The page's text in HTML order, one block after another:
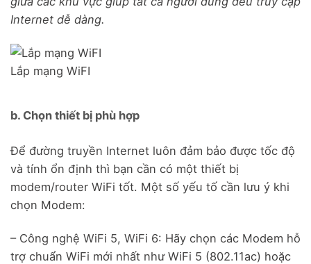
Internet dễ dàng.
Lắp mạng WiFI
b. Chọn thiết bị phù hợp
Để đường truyền Internet luôn đảm bảo được tốc độ
và tính ổn định thì bạn cần có một thiết bị
modem/router WiFi tốt. Một số yếu tố cần lưu ý khi
chọn Modem:
– Công nghệ WiFi 5, WiFi 6: Hãy chọn các Modem hỗ
trợ chuẩn WiFi mới nhất như WiFi 5 (802.11ac) hoặc